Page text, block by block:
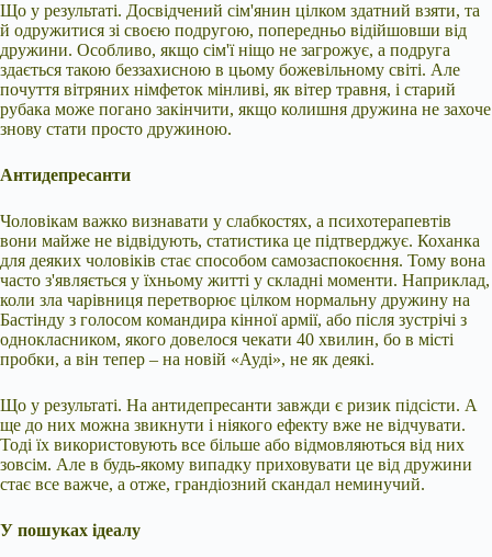
Що у результаті. Досвідчений сім'янин цілком здатний взяти, та
й одружитися зі своєю подругою, попередньо відійшовши від
дружини. Особливо, якщо сім'ї ніщо не загрожує, а подруга
здається такою беззахисною в цьому божевільному світі. Але
почуття вітряних німфеток мінливі, як вітер травня, і старий
рубака може погано закінчити, якщо колишня дружина не захоче
знову стати просто дружиною.
Антидепресанти
Чоловікам важко визнавати у слабкостях, а психотерапевтів
вони майже не відвідують, статистика це підтверджує. Коханка
для деяких чоловіків стає способом самозаспокоєння. Тому вона
часто з'являється у їхньому житті у складні моменти. Наприклад,
коли зла чарівниця перетворює цілком нормальну дружину на
Бастінду з голосом командира кінної армії, або після зустрічі з
однокласником, якого довелося чекати 40 хвилин, бо в місті
пробки, а він тепер – на новій «Ауді», не як деякі.
Що у результаті. На антидепресанти завжди є ризик підсісти. А
ще до них можна звикнути і ніякого ефекту вже не відчувати.
Тоді їх використовують все більше або відмовляються від них
зовсім. Але в будь-якому випадку приховувати це від дружини
стає все важче, а отже, грандіозний скандал неминучий.
У пошуках ідеалу